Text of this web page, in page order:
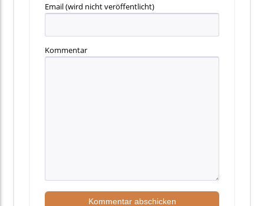
Email(wird nicht veröffentlicht)
Kommentar